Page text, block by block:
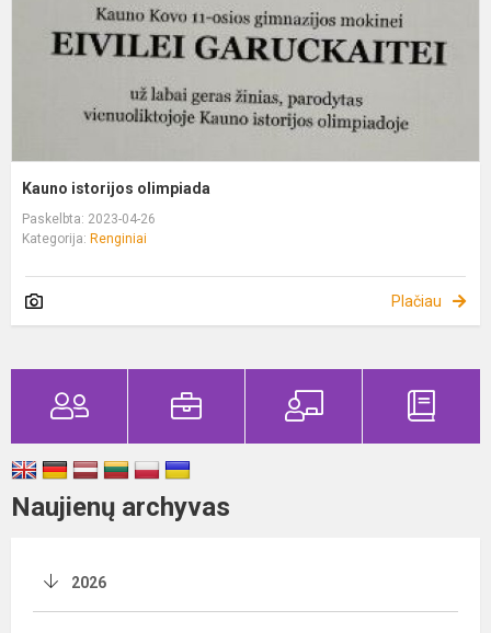
Kauno istorijos olimpiada
Paskelbta: 2023-04-26
Kategorija: Renginiai
Plačiau
Naujienų archyvas
2026